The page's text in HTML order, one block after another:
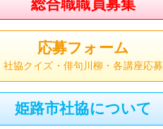
総合職職員募集
応募フォーム
社協クイズ・俳句川柳・各講座応募
姫路市社協について